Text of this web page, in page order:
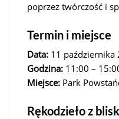
poprzez twórczość i
Termin i miejsce
Data: 11 października
Godzina: 11:00 –
Miejsce: Park
Rękodzieło z